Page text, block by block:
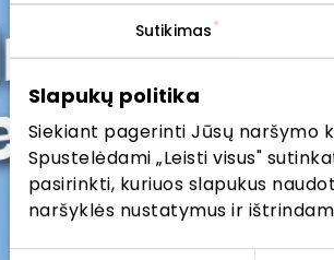
Sutikimas
Slapukų politika
Siekiant pagerinti Jūsų naršymo
Spustelėdami „Leisti visus"
pasirinkti, kuriuos slapukus
naršyklės nustatymus ir
Pirmieji sužinokite